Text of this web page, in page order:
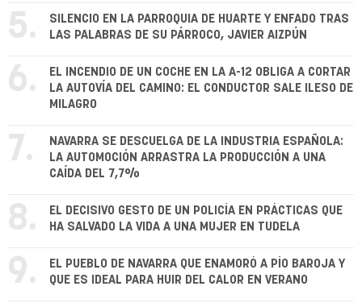
5.
SILENCIO EN LA PARROQUIA DE HUARTE Y ENFADO TRAS
LAS PALABRAS DE SU PÁRROCO, JAVIER AIZPÚN
6.
EL INCENDIO DE UN COCHE EN LA A-12 OBLIGA A CORTAR
LA AUTOVÍA DEL CAMINO: EL CONDUCTOR SALE ILESO DE
MILAGRO
7.
NAVARRA SE DESCUELGA DE LA INDUSTRIA ESPAÑOLA:
LA AUTOMOCIÓN ARRASTRA LA PRODUCCIÓN A UNA
CAÍDA DEL 7,7%
8.
EL DECISIVO GESTO DE UN POLICÍA EN PRÁCTICAS QUE
HA SALVADO LA VIDA A UNA MUJER EN TUDELA
9.
EL PUEBLO DE NAVARRA QUE ENAMORÓ A PÍO BAROJA Y
QUE ES IDEAL PARA HUIR DEL CALOR EN VERANO